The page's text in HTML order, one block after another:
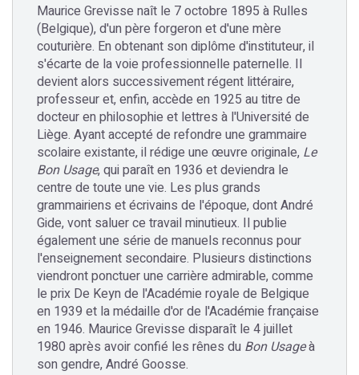
Maurice Grevisse naît le 7 octobre 1895 à Rulles
(Belgique), d'un père forgeron et d'une mère
couturière. En obtenant son diplôme d'instituteur, il
s'écarte de la voie professionnelle paternelle. Il
devient alors successivement régent littéraire,
professeur et, enfin, accède en 1925 au titre de
docteur en philosophie et lettres à l'Université de
Liège. Ayant accepté de refondre une grammaire
scolaire existante, il rédige une œuvre originale, Le
Bon Usage, qui paraît en 1936 et deviendra le
centre de toute une vie. Les plus grands
grammairiens et écrivains de l'époque, dont André
Gide, vont saluer ce travail minutieux. Il publie
également une série de manuels reconnus pour
l'enseignement secondaire. Plusieurs distinctions
viendront ponctuer une carrière admirable, comme
le prix De Keyn de l'Académie royale de Belgique
en 1939 et la médaille d'or de l'Académie française
en 1946. Maurice Grevisse disparaît le 4 juillet
1980 après avoir confié les rênes du Bon Usageà
son gendre, André Goosse.